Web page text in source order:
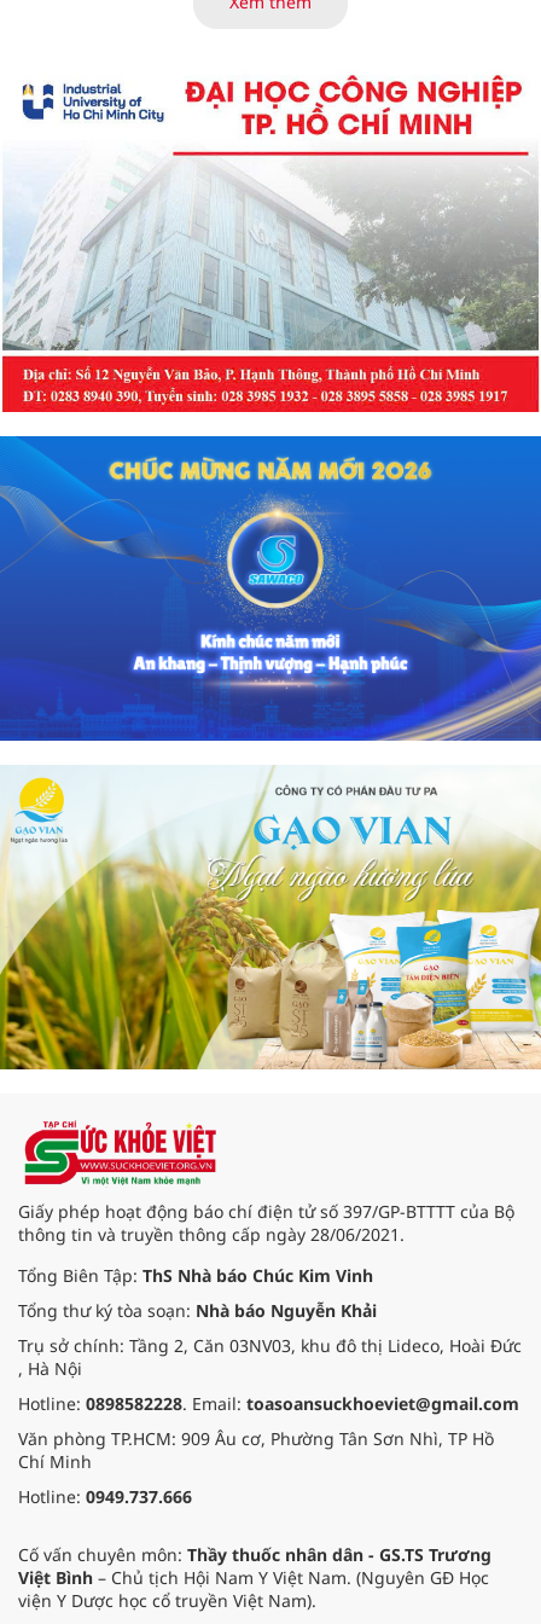
dẫn đến mòn men răng, sâu răng.
Giấy phép hoạt động báo chí điện tử số 397/GP-BTTTT của Bộ
thông tin và truyền thông cấp ngày 28/06/2021.
Tổng Biên Tập: ThS Nhà báo Chúc Kim Vinh
Tổng thư ký tòa soạn: Nhà báo Nguyễn Khải
Trụ sở chính: Tầng 2, Căn 03NV03, khu đô thị Lideco, Hoài Đức
, Hà Nội
Hotline: 0898582228. Email: toasoansuckhoeviet@gmail.com
Văn phòng TP.HCM: 909 Âu cơ, Phường Tân Sơn Nhì, TP Hồ
Chí Minh
Hotline: 0949.737.666
Cố vấn chuyên môn: Thầy thuốc nhân dân - GS.TS Trương
Việt Bình – Chủ tịch Hội Nam Y Việt Nam. (Nguyên GĐ Học
viện Y Dược học cổ truyền Việt Nam).